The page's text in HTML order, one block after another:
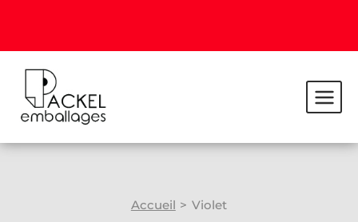
Accueil >Violet